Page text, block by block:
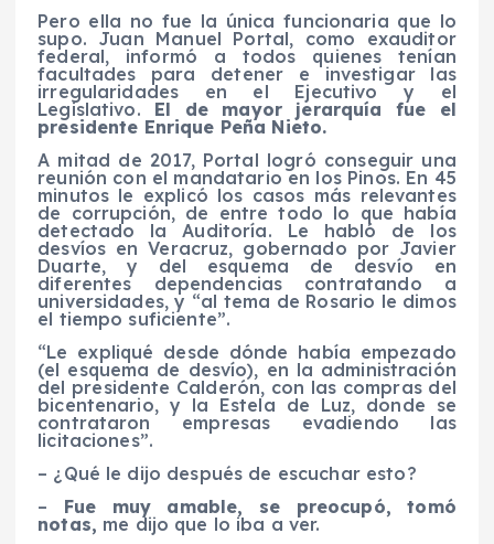
Pero ella no fue la única funcionaria que lo
supo. Juan Manuel Portal, como exauditor
federal, informó a todos quienes tenían
facultades para detener e investigar las
irregularidades en el Ejecutivo y el
Legislativo. El de mayor jerarquía fue el
presidente Enrique Peña Nieto.
A mitad de 2017, Portal logró conseguir una
reunión con el mandatario en los Pinos. En 45
minutos le explicó los casos más relevantes
de corrupción, de entre todo lo que había
detectado la Auditoría. Le habló de los
desvíos en Veracruz, gobernado por Javier
Duarte, y del esquema de desvío en
diferentes dependencias contratando a
universidades, y “al tema de Rosario le dimos
el tiempo suficiente”.
“Le expliqué desde dónde había empezado
(el esquema de desvío), en la administración
del presidente Calderón, con las compras del
bicentenario, y la Estela de Luz, donde se
contrataron empresas evadiendo las
licitaciones”.
– ¿Qué le dijo después de escuchar esto?
– Fue muy amable, se preocupó, tomó
notas, me dijo que lo iba a ver.